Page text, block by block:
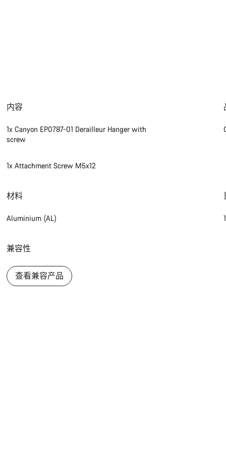
内容
1x Canyon EP0787-01 Derailleur Hanger with
screw
1x Attachment Screw M5x12
材料
Aluminium (AL)
兼容性
查看兼容产品